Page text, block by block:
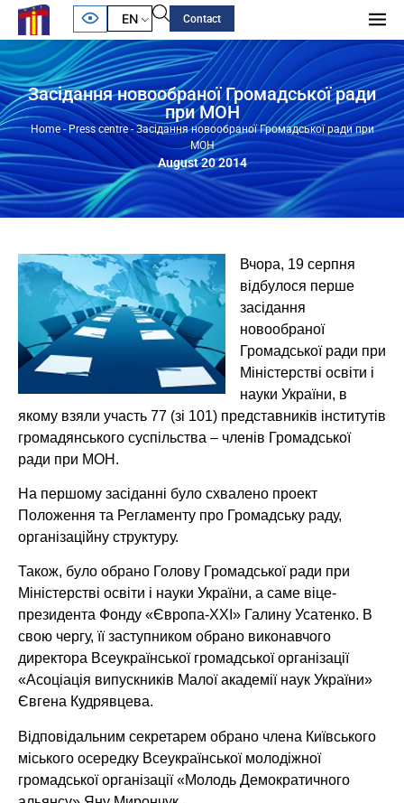
EN Contact
Засідання новообраної Громадської ради
при МОН
Home- Press centre-Засідання новообраної Громадської ради при
МОН
August 20 2014
Вчора, 19 серпня
відбулося перше
засідання
новообраної
Громадської ради при
Міністерстві освіти і
науки України, в
якому взяли участь 77 (зі 101) представників інститутів
громадянського суспільства – членів Громадської
ради при МОН.
На першому засіданні було схвалено проект
Положення та Регламенту про Громадську раду,
організаційну структуру.
Також, було обрано Голову Громадської ради при
Міністерстві освіти і науки України, а саме віце-
президента Фонду «Європа-ХХІ» Галину Усатенко. В
свою чергу, її заступником обрано виконавчого
директора Всеукраїнської громадської організації
«Асоціація випускників Малої академії наук України»
Євгена Кудрявцева.
Відповідальним секретарем обрано члена Київського
міського осередку Всеукраїнської молодіжної
громадської організації «Молодь Демократичного